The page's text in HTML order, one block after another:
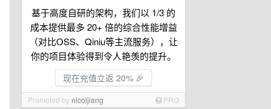
基于高度自研的架构，我们以 1/3 的
成本提供最多 20+ 倍的综合性能增益
（对比OSS、Qiniu等主流服务），让
你的项目体验得到令人艳羡的提升。
现在充值立返 20% 🎉
Promoted by nicoljiang PRO